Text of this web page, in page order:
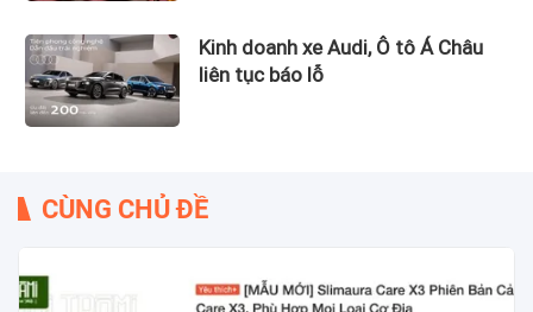
Kinh doanh xe Audi, Ô tô Á Châu
liên tục báo lỗ
CÙNG CHỦ ĐỀ